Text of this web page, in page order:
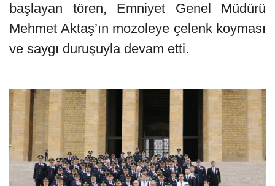
başlayan tören, Emniyet Genel Müdürü
Mehmet Aktaş’ın mozoleye çelenk koyması
ve saygı duruşuyla devam etti.